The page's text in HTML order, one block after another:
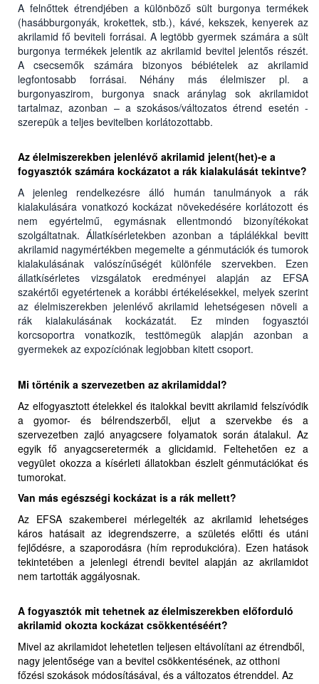
A felnőttek étrendjében a különböző sült burgonya termékek
(hasábburgonyák, krokettek, stb.), kávé, kekszek, kenyerek az
akrilamid fő beviteli forrásai. A legtöbb gyermek számára a sült
burgonya termékek jelentik az akrilamid bevitel jelentős részét.
A csecsemők számára bizonyos bébiételek az akrilamid
legfontosabb forrásai. Néhány más élelmiszer pl. a
burgonyaszirom, burgonya snack aránylag sok akrilamidot
tartalmaz, azonban – a szokásos/változatos étrend esetén -
szerepük a teljes bevitelben korlátozottabb.
Az élelmiszerekben jelenlévő akrilamid jelent(het)-e a
fogyasztók számára kockázatot a rák kialakulását tekintve?
A jelenleg rendelkezésre álló humán tanulmányok a rák
kialakulására vonatkozó kockázat növekedésére korlátozott és
nem egyértelmű, egymásnak ellentmondó bizonyítékokat
szolgáltatnak. Állatkísérletekben azonban a táplálékkal bevitt
akrilamid nagymértékben megemelte a génmutációk és tumorok
kialakulásának valószínűségét különféle szervekben. Ezen
állatkísérletes vizsgálatok eredményei alapján az EFSA
szakértői egyetértenek a korábbi értékelésekkel, melyek szerint
az élelmiszerekben jelenlévő akrilamid lehetségesen növeli a
rák kialakulásának kockázatát. Ez minden fogyasztói
korcsoportra vonatkozik, testtömegük alapján azonban a
gyermekek az expozíciónak legjobban kitett csoport.
Mi történik a szervezetben az akrilamiddal?
Az elfogyasztott ételekkel és italokkal bevitt akrilamid felszívódik
a gyomor- és bélrendszerből, eljut a szervekbe és a
szervezetben zajló anyagcsere folyamatok során átalakul. Az
egyik fő anyagcseretermék a glicidamid. Feltehetően ez a
vegyület okozza a kísérleti állatokban észlelt génmutációkat és
tumorokat.
Van más egészségi kockázat is a rák mellett?
Az EFSA szakemberei mérlegelték az akrilamid lehetséges
káros hatásait az idegrendszerre, a születés előtti és utáni
fejlődésre, a szaporodásra (hím reprodukcióra). Ezen hatások
tekintetében a jelenlegi étrendi bevitel alapján az akrilamidot
nem tartották aggályosnak.
A fogyasztók mit tehetnek az élelmiszerekben előforduló
akrilamid okozta kockázat csökkentéséért?
Mivel az akrilamidot lehetetlen teljesen eltávolítani az étrendből,
nagy jelentősége van a bevitel csökkentésének, az otthoni
főzési szokások módosításával, és a változatos étrenddel. Az